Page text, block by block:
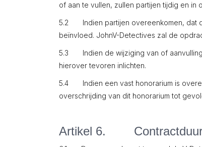
of aan te vullen, zullen partijen tijdig en
5.2 Indien partijen overeenkomen, dat
beïnvloed. JohnV-Detectives zal de
5.3 Indien de wijziging van of aanvulling
hierover tevoren inlichten.
5.4 Indien een vast honorarium is
overschrijding van dit honorarium tot
Artikel 6. Contractduur,